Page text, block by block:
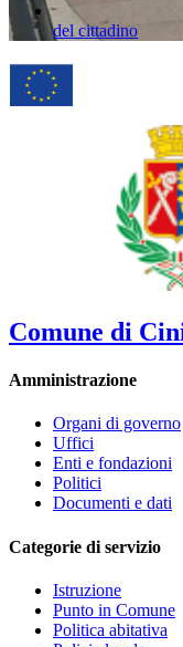
del cittadino
Comune di
Amministrazione
Organi di governo
Uffici
Enti e fondazioni
Politici
Documenti e dati
Categorie di servizio
Istruzione
Punto in Comune
Politica abitativa